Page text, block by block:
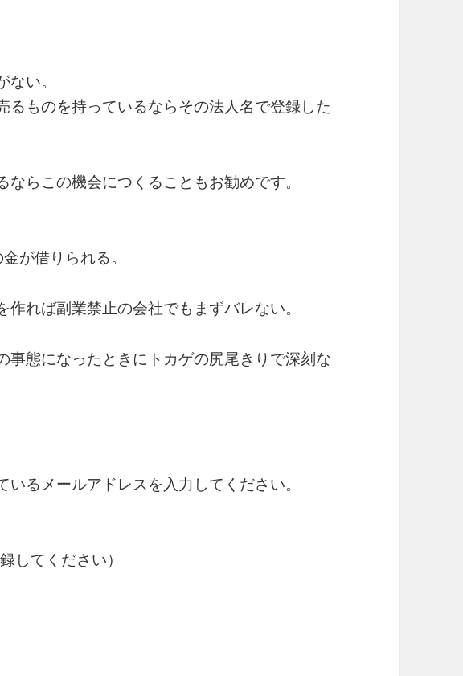
い。
るものを持っているならその法人名で登録した
ならこの機会につくることもお勧めです。
が借りられる。
れば副業禁止の会社でもまずバレない。
事態になったときにトカゲの尻尾きりで深刻な
るメールアドレスを入力してください。
してください）